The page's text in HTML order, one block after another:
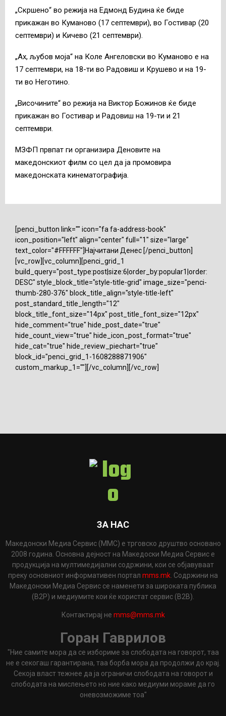
„Скршено“ во режија на Едмонд Будина ќе биде
прикажан во Куманово (17 септември), во Гостивар (20
септември) и Кичево (21 септември).
„Ах, љубов моја“ на Коле Ангеловски во Куманово е на
17 септември, на 18-ти во Радовиш и Крушево и на 19-
ти во Неготино.
„Височините“ во режија на Виктор Божинов ќе биде
прикажан во Гостивар и Радовиш на 19-ти и 21
септември.
МЗФП првпат ги организира Деновите на
македонскиот филм со цел да ја промовира
македонската кинематографија.
[penci_button link="" icon="fa fa-address-book"
icon_position="left" align="center" full="1" size="large"
text_color="#FFFFFF"]Најчитани Денес [/penci_button]
[vc_row][vc_column][penci_grid_1
build_query="post_type:post|size:6|order_by:popular1|order:
DESC" style_block_title="style-title-grid" image_size="penci-
thumb-280-376" block_title_align="style-title-left"
post_standard_title_length="12"
block_title_font_size="14px" post_title_font_size="12px"
hide_comment="true" hide_post_date="true"
hide_count_view="true" hide_icon_post_format="true"
hide_cat="true" hide_review_piechart="true"
block_id="penci_grid_1-1608288871906"
custom_markup_1=""][/vc_column][/vc_row]
ЗА НАС
Македонски Медиа Сервис (ММС) е трговско друштво основано
2008 година. Основна дејност на Македоски Медиа Сервис е
продукција на мултимедијални содржини, кои се објавуваат
преку основниот информативен портал mms.mk . Содржини на
Македонски Медиа Сервис се наменети за широката публика
(B2P) и медиумите кои ќе користат сервис (B2B).
Контактирај не mms@mms.mk
Горан Гаврилов
"Ние самите мора да се избориме за слободата на говорот, таа
не е секогаш гарантирана, таа борба мора да продолжи до крај.
Секоја власт тежнее да ја ограничи слободата на говорот и
слободата на мислењето но ние како медиуми мораме да го
оневозможиме тоа"